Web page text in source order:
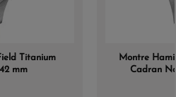
Titanium
mm
Montre
Cadran